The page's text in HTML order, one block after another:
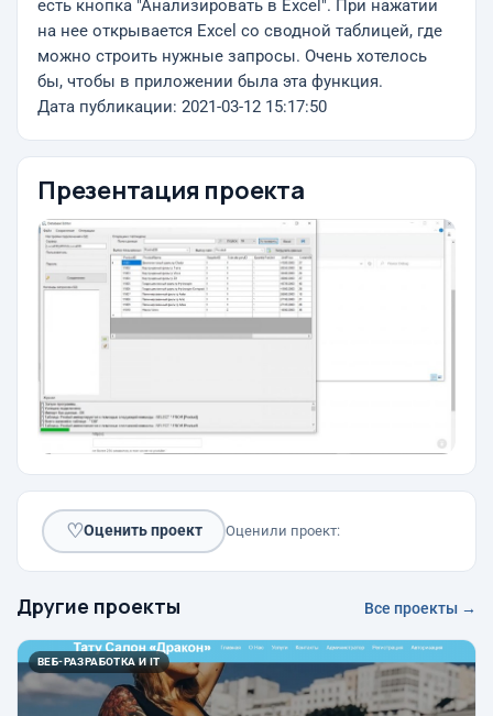
есть кнопка "Анализировать в Excel". При нажатии
на нее открывается Excel со сводной таблицей, где
можно строить нужные запросы. Очень хотелось
бы, чтобы в приложении была эта функция.
Дата публикации: 2021-03-12 15:17:50
Презентация проекта
♡Оценить проект Оценили проект:
Другие проекты Все проекты →
ВЕБ-РАЗРАБОТКА И IT